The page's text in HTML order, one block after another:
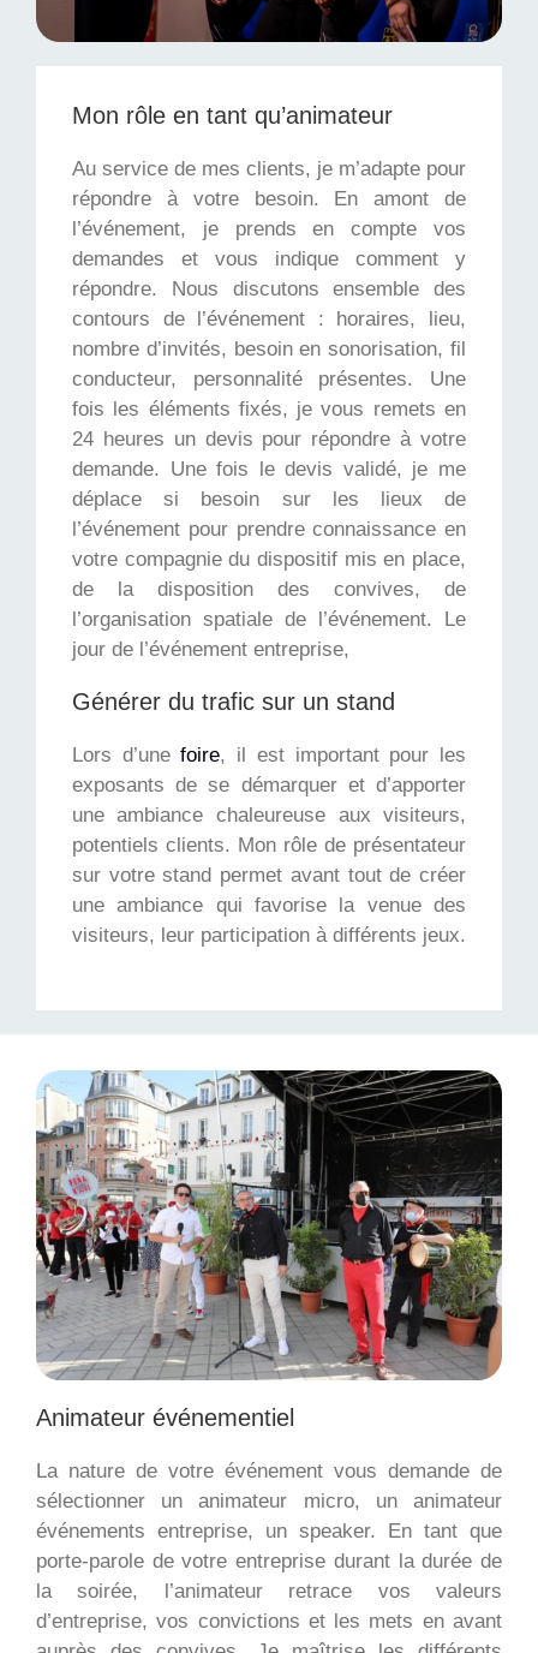
Mon rôle en tant qu’animateur
Au service de mes clients, je m’adapte pour
répondre à votre besoin. En amont de
l’événement, je prends en compte vos
demandes et vous indique comment y
répondre. Nous discutons ensemble des
contours de l’événement : horaires, lieu,
nombre d’invités, besoin en sonorisation, fil
conducteur, personnalité présentes. Une
fois les éléments fixés, je vous remets en
24 heures un devis pour répondre à votre
demande. Une fois le devis validé, je me
déplace si besoin sur les lieux de
l’événement pour prendre connaissance en
votre compagnie du dispositif mis en place,
de la disposition des convives, de
l’organisation spatiale de l’événement. Le
jour de l’événement entreprise,
Générer du trafic sur un stand
Lors d’unefoire, il est important pour les
exposants de se démarquer et d’apporter
une ambiance chaleureuse aux visiteurs,
potentiels clients. Mon rôle de présentateur
sur votre stand permet avant tout de créer
une ambiance qui favorise la venue des
visiteurs, leur participation à différents jeux.
Animateur événementiel
La nature de votre événement vous demande de
sélectionner un animateur micro, un animateur
événements entreprise, un speaker. En tant que
porte-parole de votre entreprise durant la durée de
la soirée, l’animateur retrace vos valeurs
d’entreprise, vos convictions et les mets en avant